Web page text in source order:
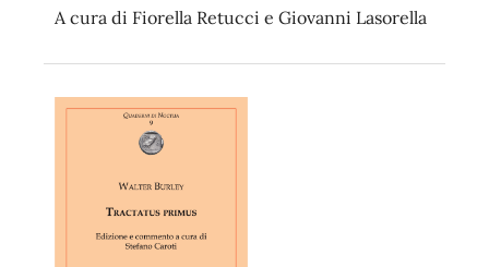
A cura di Fiorella Retucci e Giovanni Lasorella